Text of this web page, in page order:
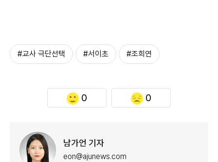
#교사 극단선택 #서이초 #조희연
0 0
남가언 기자
eon@ajunews.com